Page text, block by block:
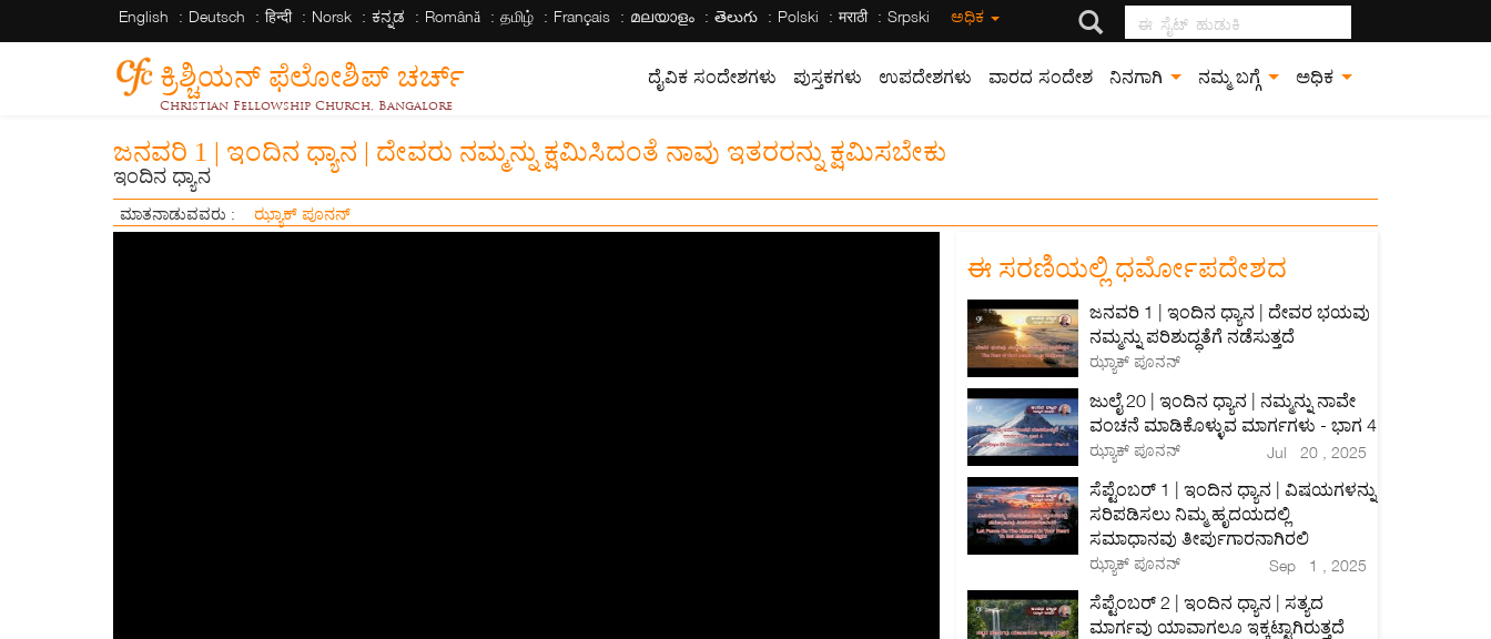
English Deutsch हिन्दी Norsk ಕನ್ನಡ Română தமிழ் Français മലയാളം తెలుగు Polski मराठी Srpski ಅಧಿಕ ಈ ಸೈಟ್ ಹುಡುಕಿ
ಕ್ರಿಶ್ಚಿಯನ್ ಫೆಲೋಶಿಪ್ ಚರ್ಚ್
Christian Fellowship Church, Bangalore
ದೈವಿಕ ಸಂದೇಶಗಳು ಪುಸ್ತಕಗಳು ಉಪದೇಶಗಳು ವಾರದ ಸಂದೇಶ ನಿನಗಾಗಿ ನಮ್ಮ ಬಗ್ಗೆ ಅಧಿಕ
ಜನವರಿ 1 | ಇಂದಿನ ಧ್ಯಾನ | ದೇವರು ನಮ್ಮನ್ನು ಕ್ಷಮಿಸಿದಂತೆ ನಾವು ಇತರರನ್ನು ಕ್ಷಮಿಸಬೇಕು
ಇಂದಿನ ಧ್ಯಾನ
ಮಾತನಾಡುವವರು : ಝ್ಯಾಕ್ ಪೂನನ್
ಈ ಸರಣಿಯಲ್ಲಿ ಧರ್ಮೋಪದೇಶದ
ಜನವರಿ 1 | ಇಂದಿನ ಧ್ಯಾನ | ದೇವರ ಭಯವು
ನಮ್ಮನ್ನು ಪರಿಶುದ್ಧತೆಗೆ ನಡೆಸುತ್ತದೆ
ಝ್ಯಾಕ್ ಪೂನನ್
ಜುಲೈ 20 | ಇಂದಿನ ಧ್ಯಾನ | ನಮ್ಮನ್ನು ನಾವೇ
ವಂಚನೆ ಮಾಡಿಕೊಳ್ಳುವ ಮಾರ್ಗಗಳು - ಭಾಗ 4
ಝ್ಯಾಕ್ ಪೂನನ್ Jul 20 , 2025
ಸೆಪ್ಟೆಂಬರ್ 1 | ಇಂದಿನ ಧ್ಯಾನ | ವಿಷಯಗಳನ್ನು
ಸರಿಪಡಿಸಲು ನಿಮ್ಮ ಹೃದಯದಲ್ಲಿ
ಸಮಾಧಾನವು ತೀರ್ಪುಗಾರನಾಗಿರಲಿ
ಝ್ಯಾಕ್ ಪೂನನ್ Sep 1 , 2025
ಸೆಪ್ಟೆಂಬರ್ 2 | ಇಂದಿನ ಧ್ಯಾನ | ಸತ್ಯದ
ಮಾರ್ಗವು ಯಾವಾಗಲೂ ಇಕ್ಕಟ್ಟಾಗಿರುತ್ತದೆ